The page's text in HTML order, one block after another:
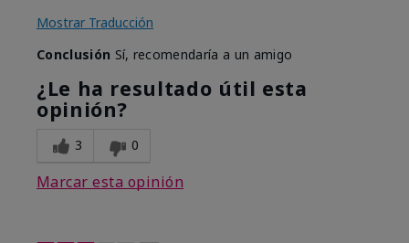
Mostrar Traducción
Conclusión Sí, recomendaría a un amigo
¿Le ha resultado útil esta
opinión?
3 0
Marcar esta opinión